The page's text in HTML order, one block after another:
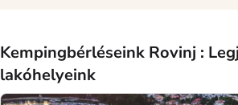
Kempingbérléseink Rovinj :
lakóhelyeink